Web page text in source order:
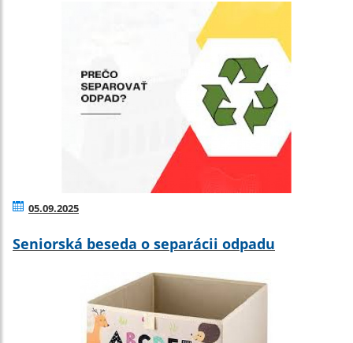
05.09.2025
Seniorská beseda o separácii odpadu